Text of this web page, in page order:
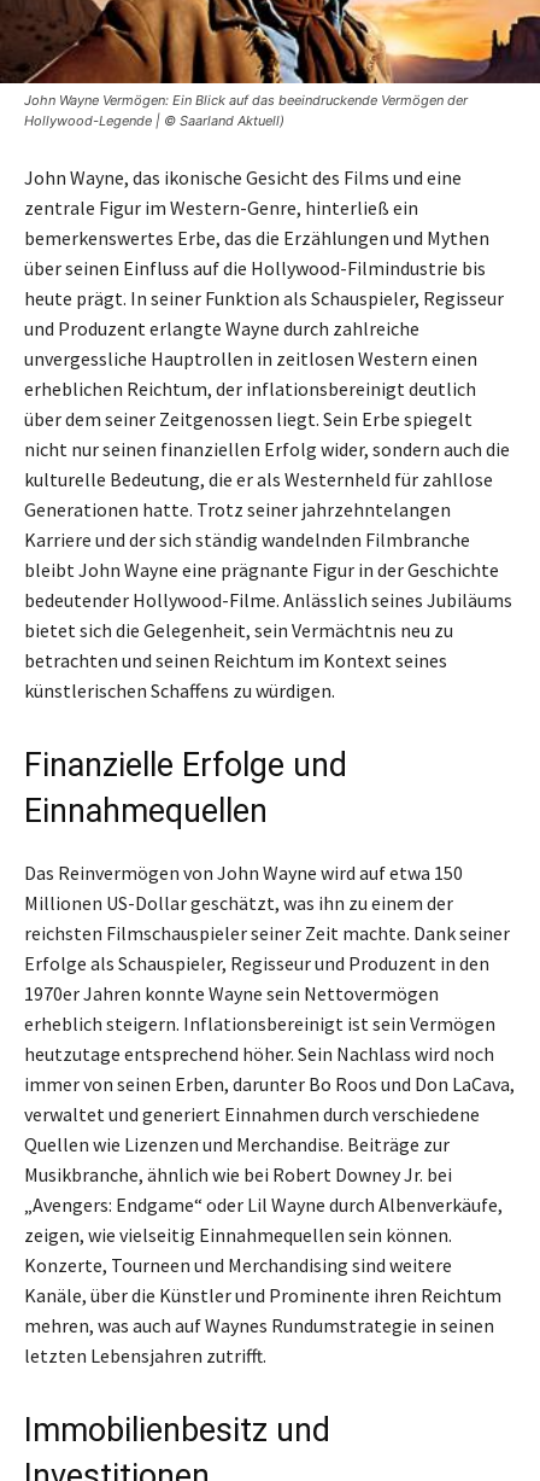
John Wayne Vermögen: Ein Blick auf das beeindruckende Vermögen der
Hollywood-Legende | © Saarland Aktuell)
John Wayne, das ikonische Gesicht des Films und eine
zentrale Figur im Western-Genre, hinterließ ein
bemerkenswertes Erbe, das die Erzählungen und Mythen
über seinen Einfluss auf die Hollywood-Filmindustrie bis
heute prägt. In seiner Funktion als Schauspieler, Regisseur
und Produzent erlangte Wayne durch zahlreiche
unvergessliche Hauptrollen in zeitlosen Western einen
erheblichen Reichtum, der inflationsbereinigt deutlich
über dem seiner Zeitgenossen liegt. Sein Erbe spiegelt
nicht nur seinen finanziellen Erfolg wider, sondern auch die
kulturelle Bedeutung, die er als Westernheld für zahllose
Generationen hatte. Trotz seiner jahrzehntelangen
Karriere und der sich ständig wandelnden Filmbranche
bleibt John Wayne eine prägnante Figur in der Geschichte
bedeutender Hollywood-Filme. Anlässlich seines Jubiläums
bietet sich die Gelegenheit, sein Vermächtnis neu zu
betrachten und seinen Reichtum im Kontext seines
künstlerischen Schaffens zu würdigen.
Finanzielle Erfolge und
Einnahmequellen
Das Reinvermögen von John Wayne wird auf etwa 150
Millionen US-Dollar geschätzt, was ihn zu einem der
reichsten Filmschauspieler seiner Zeit machte. Dank seiner
Erfolge als Schauspieler, Regisseur und Produzent in den
1970er Jahren konnte Wayne sein Nettovermögen
erheblich steigern. Inflationsbereinigt ist sein Vermögen
heutzutage entsprechend höher. Sein Nachlass wird noch
immer von seinen Erben, darunter Bo Roos und Don LaCava,
verwaltet und generiert Einnahmen durch verschiedene
Quellen wie Lizenzen und Merchandise. Beiträge zur
Musikbranche, ähnlich wie bei Robert Downey Jr. bei
„Avengers: Endgame“ oder Lil Wayne durch Albenverkäufe,
zeigen, wie vielseitig Einnahmequellen sein können.
Konzerte, Tourneen und Merchandising sind weitere
Kanäle, über die Künstler und Prominente ihren Reichtum
mehren, was auch auf Waynes Rundumstrategie in seinen
letzten Lebensjahren zutrifft.
Immobilienbesitz und